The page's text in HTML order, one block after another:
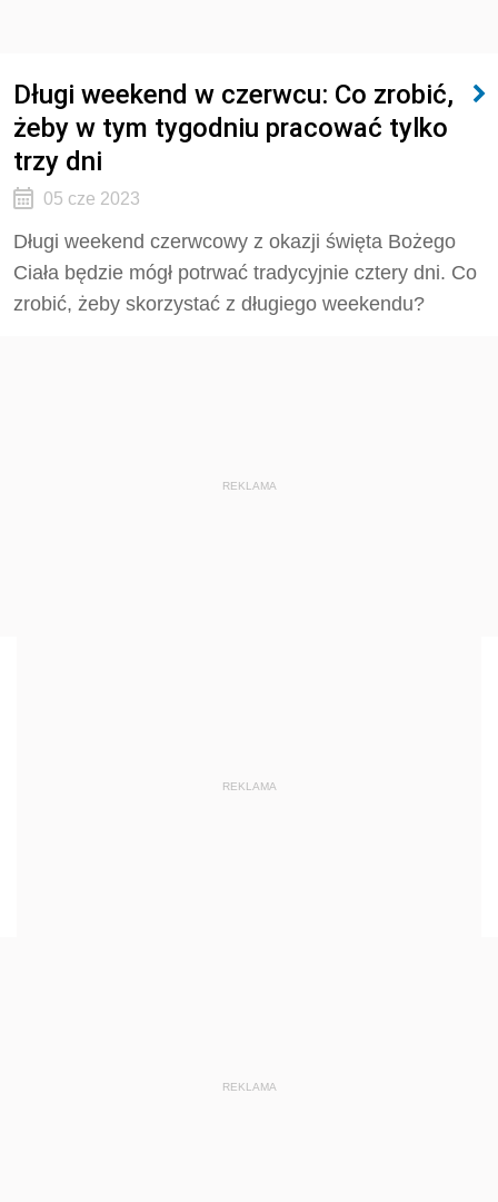
Długi weekend w czerwcu: Co zrobić,
żeby w tym tygodniu pracować tylko
trzy dni
05 cze 2023
Długi weekend czerwcowy z okazji święta Bożego
Ciała będzie mógł potrwać tradycyjnie cztery dni. Co
zrobić, żeby skorzystać z długiego weekendu?
REKLAMA
REKLAMA
REKLAMA